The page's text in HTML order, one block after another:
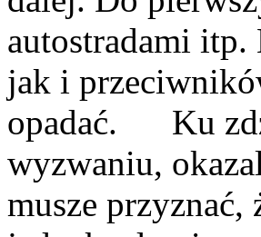
autostradami
jak i
opadać. Ku
wyzwaniu,
musze przyznać,